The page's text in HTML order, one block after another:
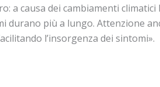
a causa dei cambiamenti
più a lungo. Attenzione
l’insorgenza dei sintomi».